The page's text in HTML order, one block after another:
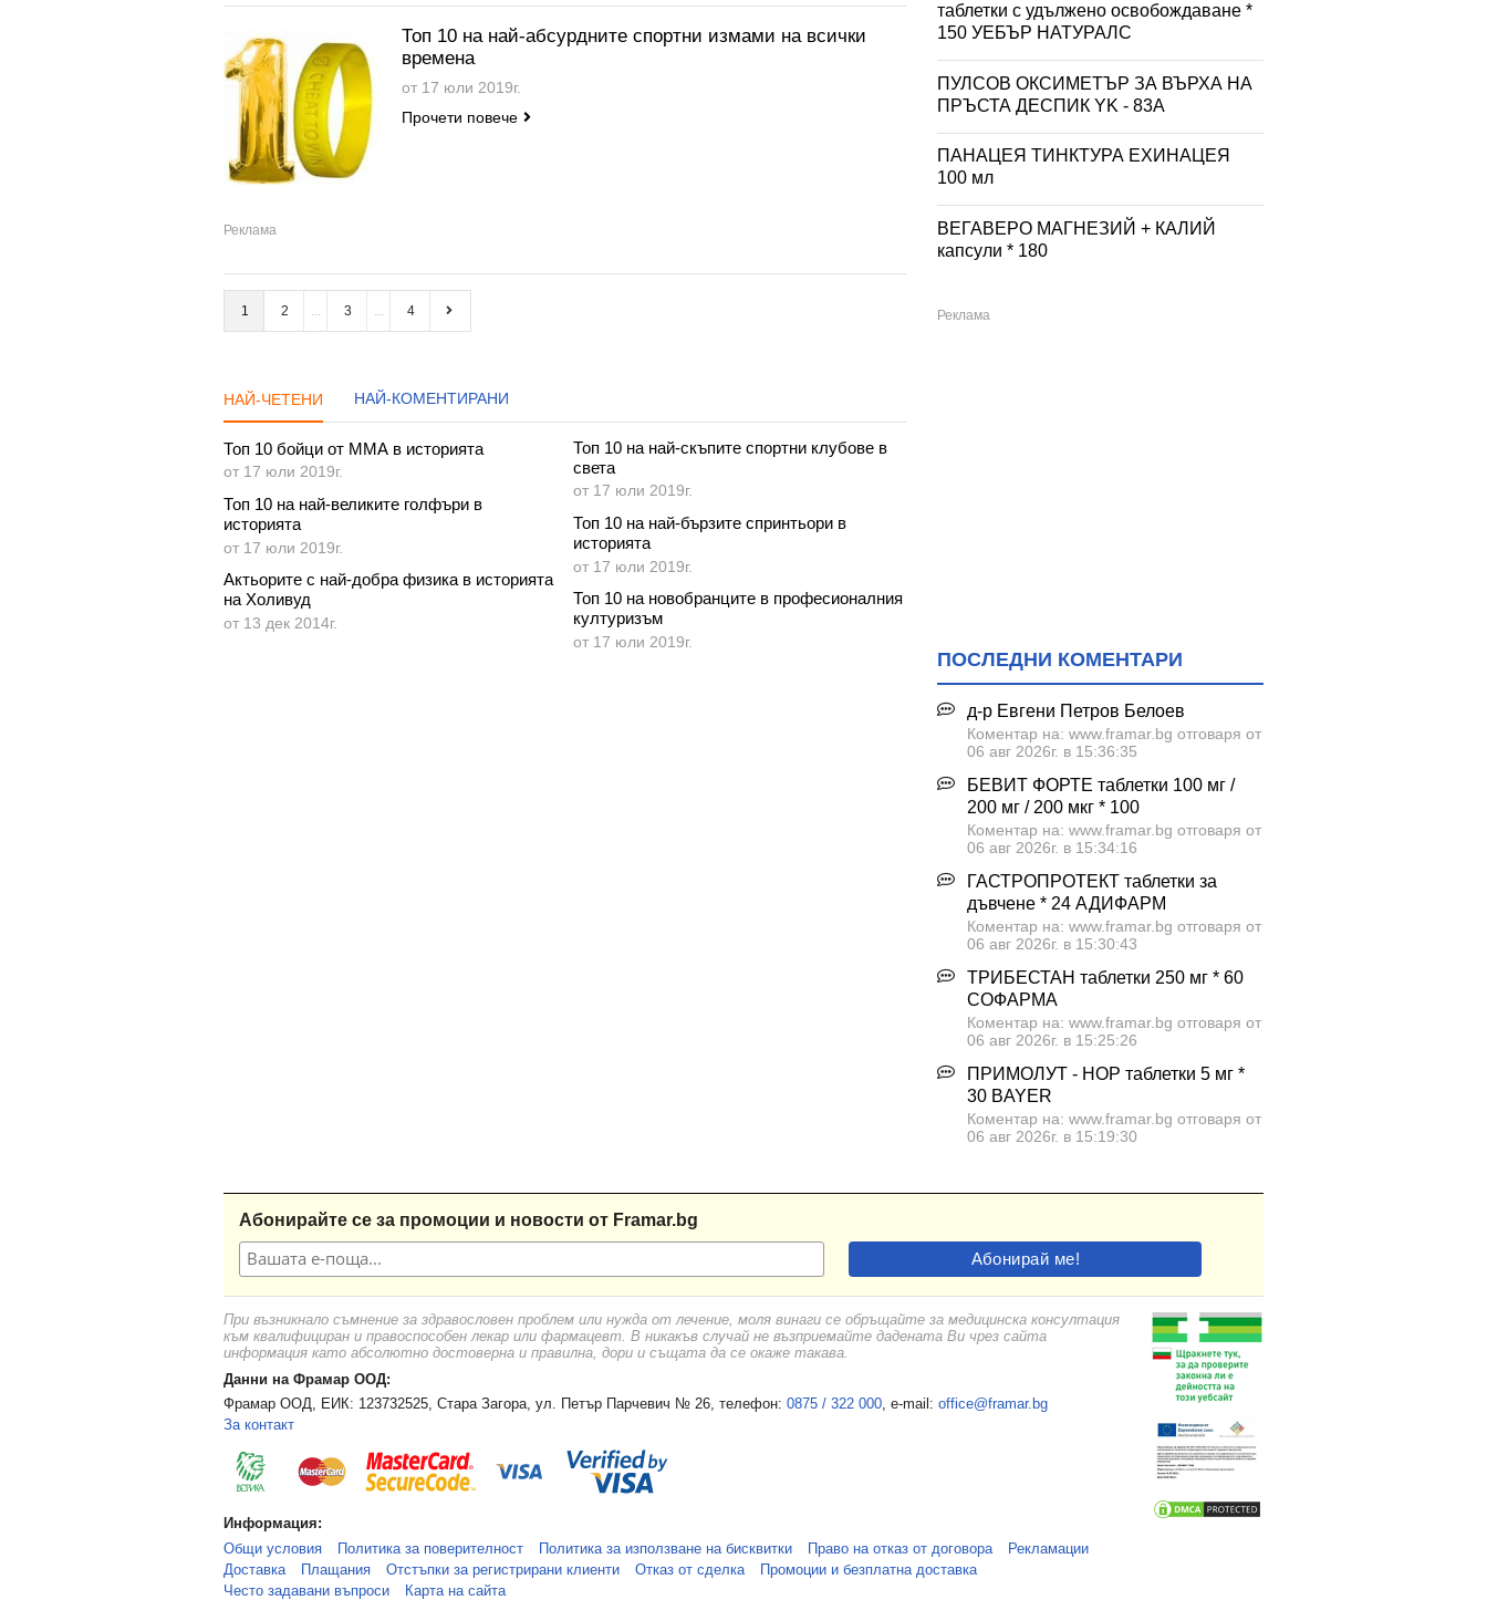
Топ 10 на най-абсурдните спортни измами на всички
времена
от 17 юли 2019г.
Прочети повече
1 2 3 4
НАЙ-ЧЕТЕНИ НАЙ-КОМЕНТИРАНИ
Топ 10 бойци от ММА в историята
от 17 юли 2019г.
Топ 10 на най-великите голфъри в
историята
от 17 юли 2019г.
Актьорите с най-добра физика в историята
на Холивуд
от 13 дек 2014г.
Топ 10 на най-скъпите спортни клубове в
света
от 17 юли 2019г.
Топ 10 на най-бързите спринтьори в
историята
от 17 юли 2019г.
Топ 10 на новобранците в професионалния
културизъм
от 17 юли 2019г.
таблетки с удължено освобождаване *
150 УЕБЪР НАТУРАЛС
ПУЛСОВ ОКСИМЕТЪР ЗА ВЪРХА НА
ПРЪСТА ДЕСПИК YK - 83A
ПАНАЦЕЯ ТИНКТУРА ЕХИНАЦЕЯ
100 мл
ВЕГАВЕРО МАГНЕЗИЙ + КАЛИЙ
капсули * 180
ПОСЛЕДНИ КОМЕНТАРИ
д-р Евгени Петров Белоев
Коментар на: www.framar.bg отговаря от
06 авг 2026г. в 15:36:35
БЕВИТ ФОРТЕ таблетки 100 мг /
200 мг / 200 мкг * 100
Коментар на: www.framar.bg отговаря от
06 авг 2026г. в 15:34:16
ГАСТРОПРОТЕКТ таблетки за
дъвчене * 24 АДИФАРМ
Коментар на: www.framar.bg отговаря от
06 авг 2026г. в 15:30:43
ТРИБЕСТАН таблетки 250 мг * 60
СОФАРМА
Коментар на: www.framar.bg отговаря от
06 авг 2026г. в 15:25:26
ПРИМОЛУТ - НОР таблетки 5 мг *
30 BAYER
Коментар на: www.framar.bg отговаря от
06 авг 2026г. в 15:19:30
Абонирайте се за промоции и новости от Framar.bg
При възникнало съмнение за здравословен проблем или нужда от лечение, моля винаги се обръщайте за медицинска консултация
към квалифициран и правоспособен лекар или фармацевт. В никакъв случай не възприемайте дадената Ви чрез сайта
информация като абсолютно достоверна и правилна, дори и същата да се окаже такава.
Данни на Фрамар ООД:
Фрамар ООД, ЕИК: 123732525, Стара Загора, ул. Петър Парчевич № 26, телефон: 0875 / 322 000, e-mail: office@framar.bg
За контакт
Информация:
Общи условия
Политика за поверителност Политика за използване на бисквитки Право на отказ от договора
Рекламации
Доставка
Плащания Отстъпки за регистрирани клиенти Отказ от сделка
Промоции и безплатна доставка
Често задавани въпроси
Карта на сайта